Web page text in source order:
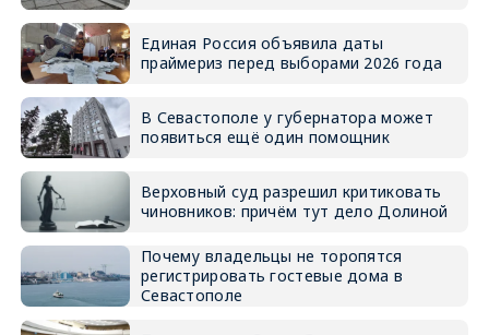
Единая Россия объявила даты
праймериз перед выборами 2026 года
В Севастополе у губернатора может
появиться ещё один помощник
Верховный суд разрешил критиковать
чиновников: причём тут дело Долиной
Почему владельцы не торопятся
регистрировать гостевые дома в
Севастополе